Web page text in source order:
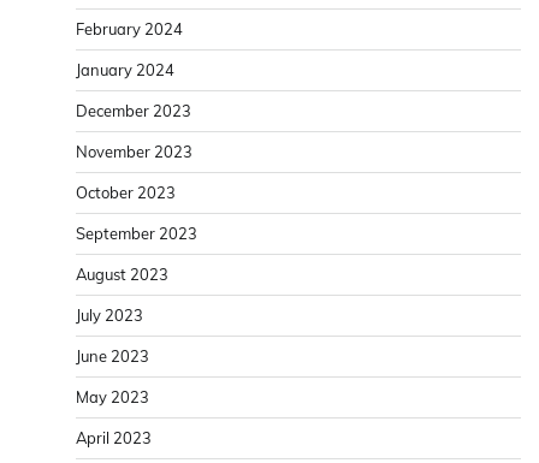
February 2024
January 2024
December 2023
November 2023
October 2023
September 2023
August 2023
July 2023
June 2023
May 2023
April 2023